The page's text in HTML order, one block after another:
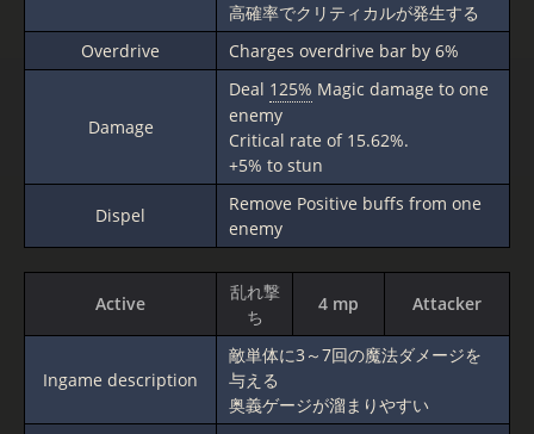
高確率でクリティカルが発生する
Overdrive
Charges overdrive bar by 6%
Damage
Deal 125% Magic damage to one
enemy
Critical rate of 15.62%.
+5% to stun
Dispel
Remove Positive buffs from one
enemy
Active
乱れ撃
ち
4 mp Attacker
Ingame description
敵単体に3～7回の魔法ダメージを
与える
奥義ゲージが溜まりやすい